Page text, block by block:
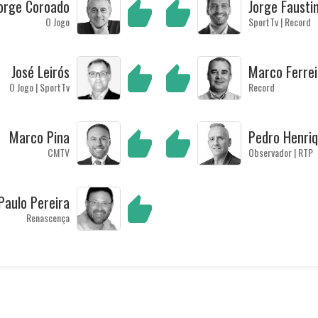
Coroado
O Jogo
Jorge
SportTv | Record
José Leirós
O Jogo | SportTv
Marco
Record
Marco Pina
CMTV
Pedro
Observador | RTP
Pereira
Renascença